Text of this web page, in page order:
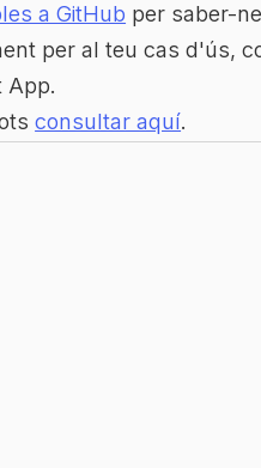
a GitHub per saber-
per al teu cas d'ús,
App.
consultar aquí.